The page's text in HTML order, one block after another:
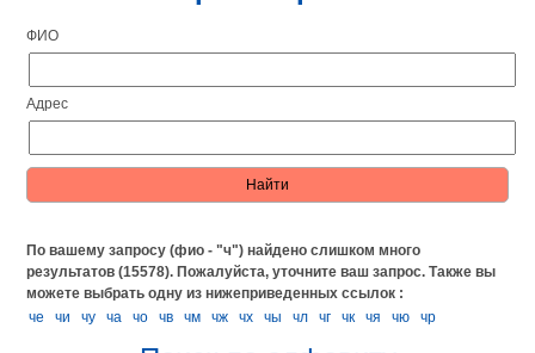
ФИО
Адрес
По вашему запросу (фио - "ч") найдено слишком много
результатов (15578). Пожалуйста, уточните ваш запрос.Также вы
можете выбрать одну из нижеприведенных ссылок :
че
чи чу ча чо чв чм чж чх чы чл чг чк чя чю чр